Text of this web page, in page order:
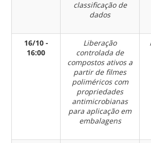
classificação de
dados
16/10 -
16:00
Liberação
controlada de
compostos ativos a
partir de filmes
poliméricos com
propriedades
antimicrobianas
para aplicação em
embalagens